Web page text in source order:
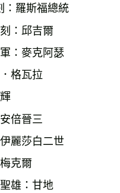
：羅斯福總統
：邱吉爾
：麥克阿瑟
格瓦拉
倍晉三
麗莎白二世
克爾
雄：甘地